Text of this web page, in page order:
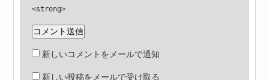
<strong>
新しいコメントをメールで通知
新しい投稿をメールで受け取る